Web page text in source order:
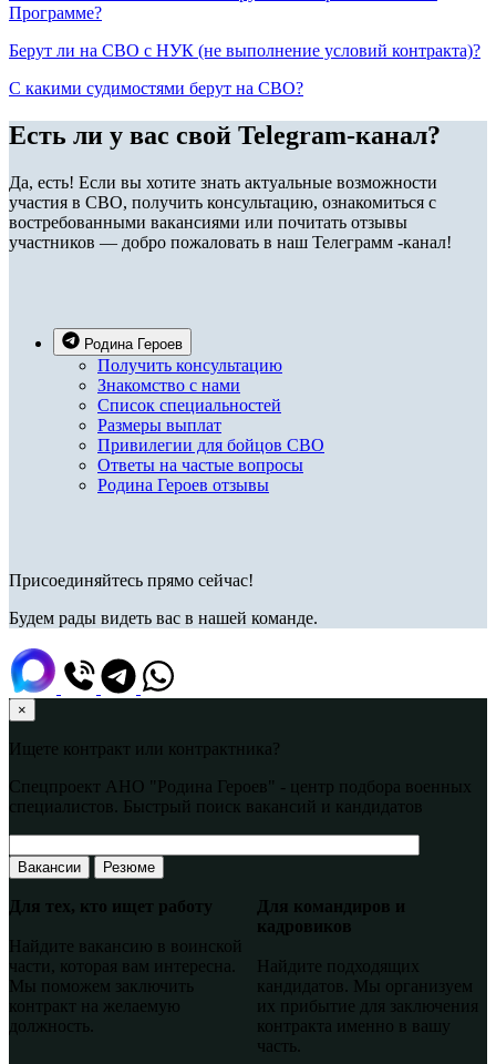
Программе?
Берут ли на СВО с НУК (не выполнение условий контракта)?
С какими судимостями берут на СВО?
Есть ли у вас свой Telegram-канал?
Да, есть! Если вы хотите знать актуальные возможности
участия в СВО, получить консультацию, ознакомиться с
востребованными вакансиями или почитать отзывы
участников — добро пожаловать в наш Телеграмм -канал!
Родина Героев
Получить консультацию
Знакомство с нами
Список специальностей
Размеры выплат
Привилегии для бойцов СВО
Ответы на частые вопросы
Родина Героев отзывы
Присоединяйтесь прямо сейчас!
Будем рады видеть вас в нашей команде.
×
Ищете контракт или контрактника?
Спецпроект АНО "Родина Героев" - центр подбора военных
специалистов. Быстрый поиск вакансий и кандидатов
Вакансии Резюме
Для тех, кто ищет работу
Найдите вакансию в воинской
части, которая вам интересна.
Мы поможем заключить
контракт на желаемую
должность.
Для командиров и
кадровиков
Найдите подходящих
кандидатов. Мы организуем
их прибытие для заключения
контракта именно в вашу
часть.